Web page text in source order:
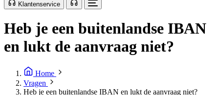
Klantenservice
Heb je een buitenlandse IBAN
en lukt de aanvraag niet?
Home
Vragen
Heb je een buitenlandse IBAN en lukt de aanvraag niet?